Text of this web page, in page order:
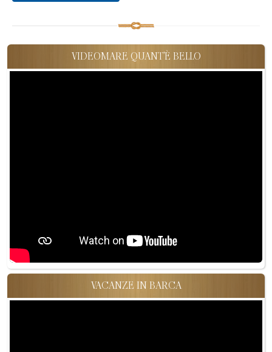
VIDEOMARE QUANT'È BELLO
VACANZE IN BARCA